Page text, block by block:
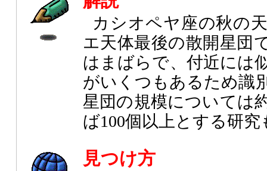
カシオペヤ座の秋の
エ天体最後の散開星団
はまばらで、付近には
がいくつもあるため識
星団の規模については
ば100個以上とする研
見つけ方